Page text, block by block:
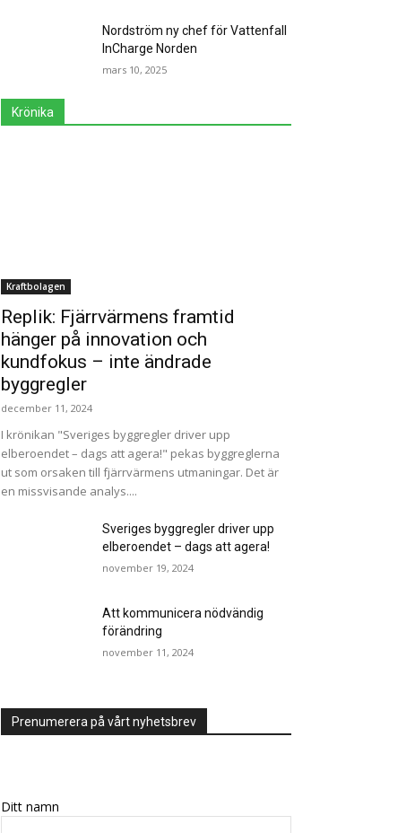
Nordström ny chef för Vattenfall
InCharge Norden
mars 10, 2025
Krönika
Kraftbolagen
Replik: Fjärrvärmens framtid
hänger på innovation och
kundfokus – inte ändrade
byggregler
december 11, 2024
I krönikan "Sveriges byggregler driver upp
elberoendet – dags att agera!" pekas byggreglerna
ut som orsaken till fjärrvärmens utmaningar. Det är
en missvisande analys....
Sveriges byggregler driver upp
elberoendet – dags att agera!
november 19, 2024
Att kommunicera nödvändig
förändring
november 11, 2024
Prenumerera på vårt nyhetsbrev
Ditt namn